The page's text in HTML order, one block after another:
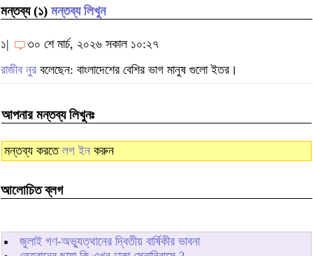
মন্তব্য (১) মন্তব্য লিখুন
১|
৩০ শে মার্চ, ২০২৬ সকাল ১০:২৭
রাজীব নুর বলেছেন: বাংলাদেশের বেশির ভাগ মানুষ গুলো ইতর।
আপনার মন্তব্য লিখুনঃ
মন্তব্য করতে লগ ইন করুন
আলোচিত ব্লগ
জুলাই গণ-অভ্যুত্থানের দ্বিতীয় বার্ষিকীর ভাবনা